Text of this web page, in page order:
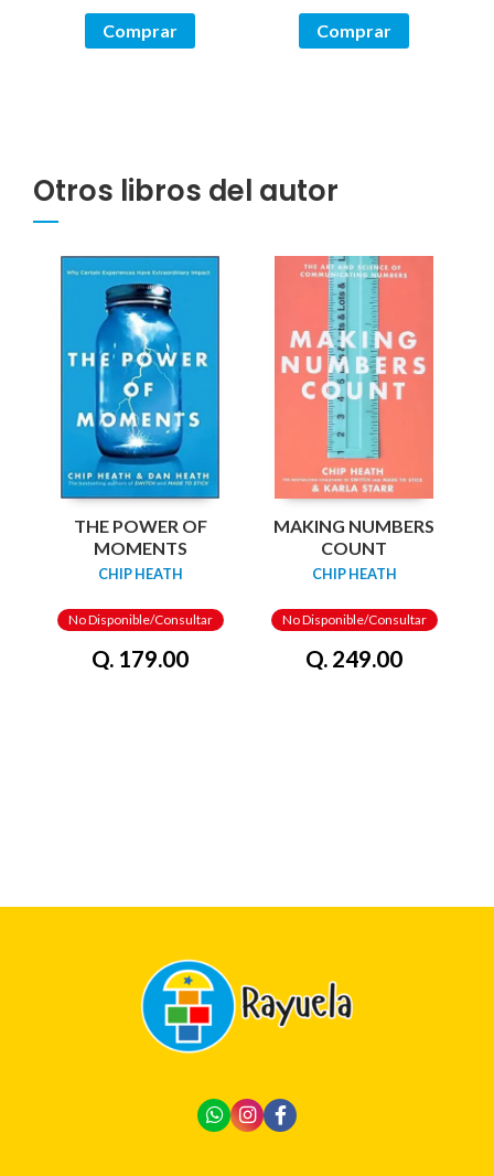
Comprar Comprar
Otros libros del autor
THE POWER OF
MOMENTS
CHIP HEATH
No Disponible/Consultar
Q. 179.00
MAKING NUMBERS
COUNT
CHIP HEATH
No Disponible/Consultar
Q. 249.00